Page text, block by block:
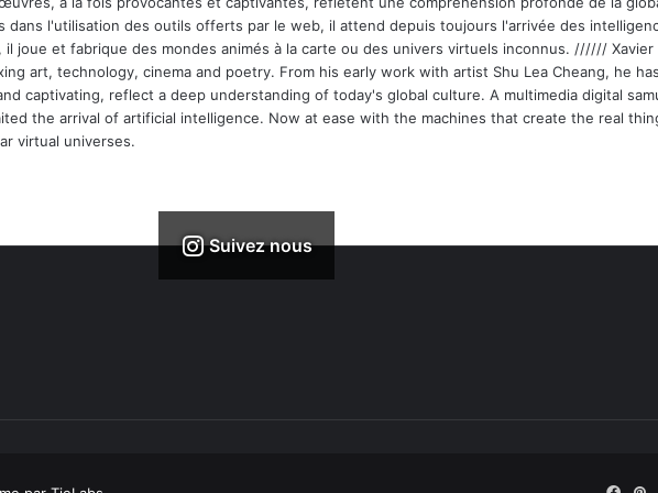
l'utilisation des outils offerts par le web, il attend depuis toujours l'arrivée des
il joue et fabrique des mondes animés à la carte ou des univers virtuels inconnus. //////
art, technology, cinema and poetry. From his early work with artist Shu Lea Cheang, he
captivating, reflect a deep understanding of today's global culture. A multimedia digital
the arrival of artificial intelligence. Now at ease with the machines that create the real
virtual universes.
Suivez nous